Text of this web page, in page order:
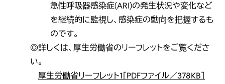
急性呼吸器感染症(ARI)の発生状況や変化など
を継続的に監視し、感染症の動向を把握するも
のです。
◎詳しくは、厚生労働省のリーフレットをご覧くださ
い。
厚生労働省リーフレット1［PDFファイル／378KB］